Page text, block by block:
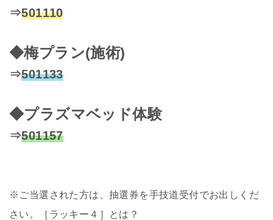
⇒501110
◆梅プラン(施術)
⇒501133
◆プラズマベッド体験
⇒501157
※ご当選された方は、抽選券を手技道受付でお出しくだ
さい。［ラッキー４］とは？